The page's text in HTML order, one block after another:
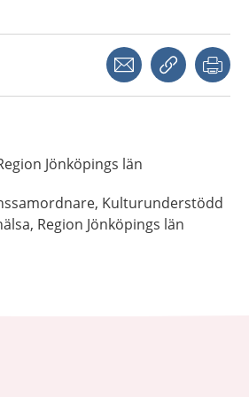
Dela via mejlKopiera länk
Jönköpings län
Kulturunderstödd
Region Jönköpings län